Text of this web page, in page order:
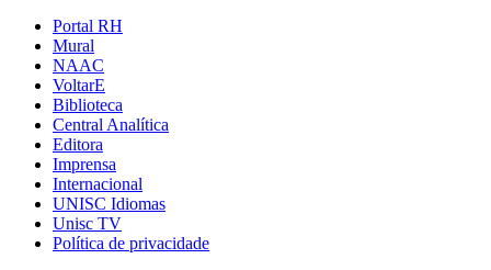
Portal RH
Mural
NAAC
VoltarE
Biblioteca
Central Analítica
Editora
Imprensa
Internacional
UNISC Idiomas
Unisc TV
Política de privacidade